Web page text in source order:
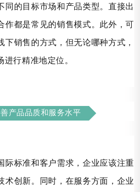
同的目标市场和产品类型。直接出
作都是常见的销售模式。此外，可
下销售的方式，但无论哪种方式，
行精准地定位。
产品品质和服务水平
际标准和客户需求，企业应该注重
术创新。同时，在服务方面，企业